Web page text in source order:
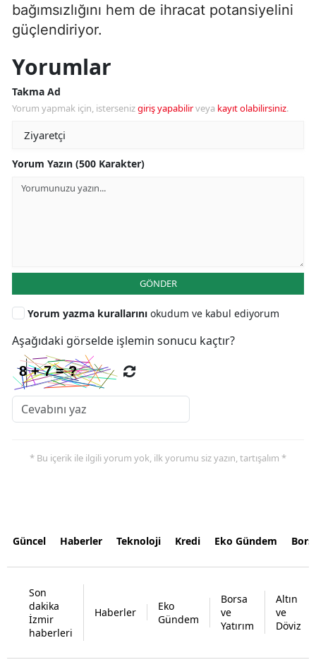
bağımsızlığını hem de ihracat potansiyelini
güçlendiriyor.
Yorumlar
Takma Ad
Yorum yapmak için, istersenizgiriş yapabilirveya kayıt olabilirsiniz.
Yorum Yazın (500 Karakter)
GÖNDER
Yorum yazma kurallarını okudum ve kabul ediyorum
Aşağıdaki görselde işlemin sonucu kaçtır?
* Bu içerik ile ilgili yorum yok, ilk yorumu siz yazın, tartışalım *
Güncel Haberler Teknoloji Kredi Eko Gündem
Son
dakika
İzmir
haberleri
Haberler
Eko
Gündem
Borsa
ve
Yatırım
Altın
ve
Döviz